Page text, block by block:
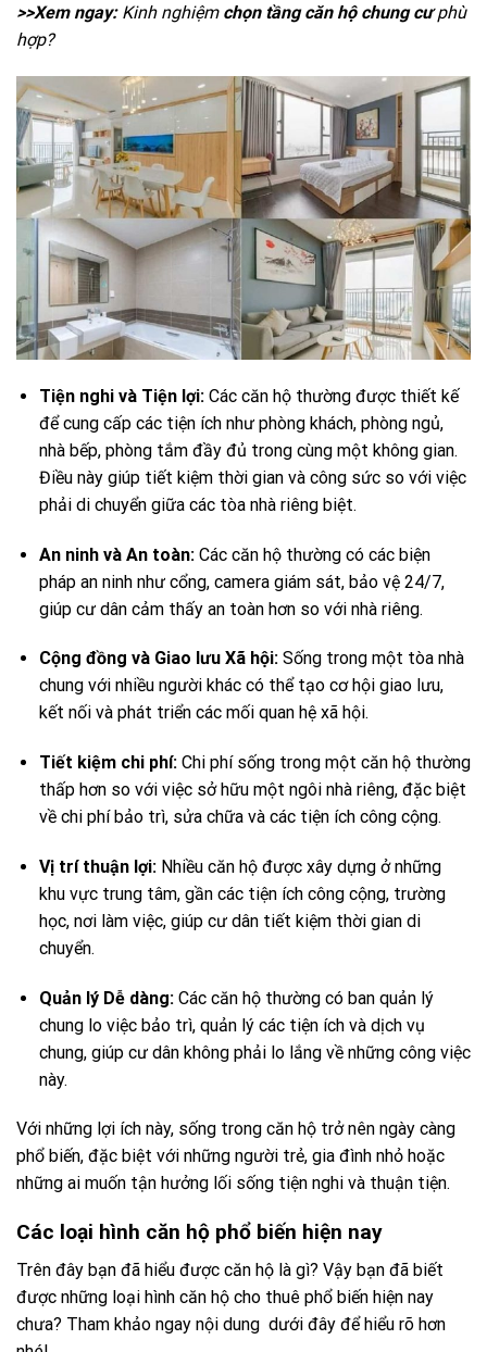
>>Xem ngay: Kinh nghiệm chọn tầng căn hộ chung cưphù
hợp?
Tiện nghi và Tiện lợi:Các căn hộ thường được thiết kế
để cung cấp các tiện ích như phòng khách, phòng ngủ,
nhà bếp, phòng tắm đầy đủ trong cùng một không gian.
Điều này giúp tiết kiệm thời gian và công sức so với việc
phải di chuyển giữa các tòa nhà riêng biệt.
An ninh và An toàn:Các căn hộ thường có các biện
pháp an ninh như cổng, camera giám sát, bảo vệ 24/7,
giúp cư dân cảm thấy an toàn hơn so với nhà riêng.
Cộng đồng và Giao lưu Xã hội:Sống trong một tòa nhà
chung với nhiều người khác có thể tạo cơ hội giao lưu,
kết nối và phát triển các mối quan hệ xã hội.
Tiết kiệm chi phí:Chi phí sống trong một căn hộ thường
thấp hơn so với việc sở hữu một ngôi nhà riêng, đặc biệt
về chi phí bảo trì, sửa chữa và các tiện ích công cộng.
Vị trí thuận lợi:Nhiều căn hộ được xây dựng ở những
khu vực trung tâm, gần các tiện ích công cộng, trường
học, nơi làm việc, giúp cư dân tiết kiệm thời gian di
chuyển.
Quản lý Dễ dàng:Các căn hộ thường có ban quản lý
chung lo việc bảo trì, quản lý các tiện ích và dịch vụ
chung, giúp cư dân không phải lo lắng về những công việc
này.
Với những lợi ích này, sống trong căn hộ trở nên ngày càng
phổ biến, đặc biệt với những người trẻ, gia đình nhỏ hoặc
những ai muốn tận hưởng lối sống tiện nghi và thuận tiện.
Các loại hình căn hộ phổ biến hiện nay
Trên đây bạn đã hiểu được căn hộ là gì? Vậy bạn đã biết
được những loại hình căn hộ cho thuê phổ biến hiện nay
chưa? Tham khảo ngay nội dung dưới đây để hiểu rõ hơn